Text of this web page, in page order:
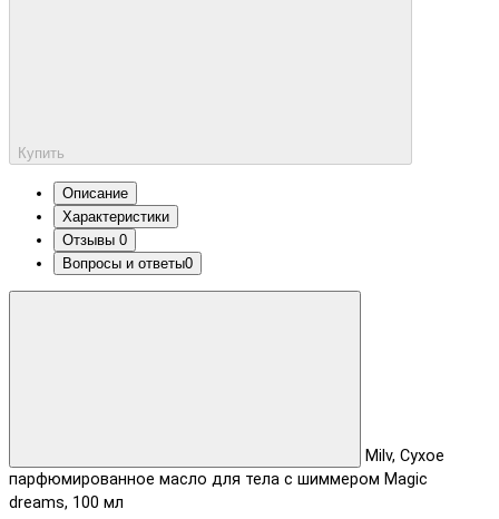
Купить
Описание
Характеристики
Отзывы 0
Вопросы и ответы0
Milv, Сухое
парфюмированное масло для тела с шиммером Magic
dreams, 100 мл